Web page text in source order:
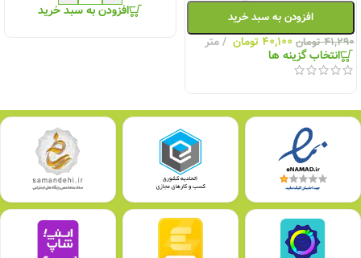
افزودن به سبد خرید
۴۱,۲۹۰ تومان ۴۰,۱۰۰ تومان متر
انتخاب گزینه ها
افزودن به سبد خرید